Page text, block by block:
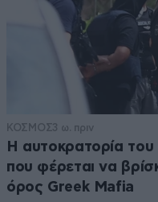
ΚΟΣΜΟΣ3 ω. πριν
Η αυτοκρατορία του
που φέρεται να
όρος Greek Mafia